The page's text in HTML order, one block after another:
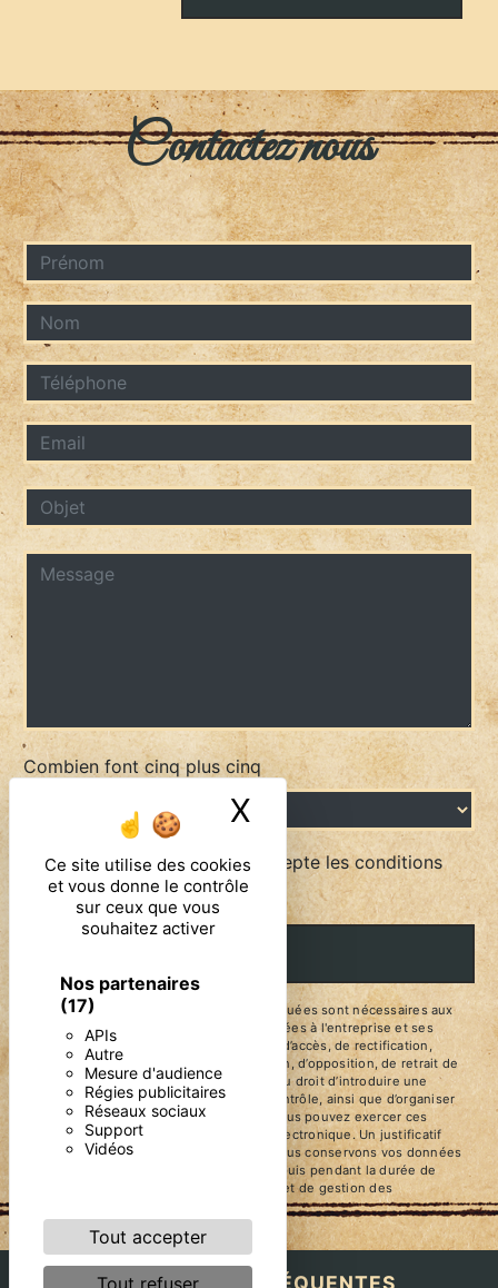
Ce site utilise des cookies
et vous donne le contrôle
sur ceux que vous
souhaitez activer
Nos partenaires
(17)
APIs
Autre
Mesure d'audience
Régies publicitaires
Réseaux sociaux
Support
Vidéos
Tout accepter
Tout refuser
X Masquer le
Contactez nous
Combien font cinq plus cinq
En cochant cette case, j'accepte les conditions
particulières ci-dessous **
** Les données personnelles communiquées sont nécessaires aux
fins de vous contacter. Elles sont destinées à l'entreprise et ses
sous-traitants. Vous disposez de droits d’accès, de rectification,
d’effacement, de portabilité, de limitation, d’opposition, de retrait de
votre consentement à tout moment et du droit d’introduire une
réclamation auprès d’une autorité de contrôle, ainsi que d’organiser
le sort de vos données post-mortem. Vous pouvez exercer ces
droits par voie postale ou par courrier électronique. Un justificatif
d'identité pourra vous être demandé. Nous conservons vos données
pendant la période de prise de contact puis pendant la durée de
prescription légale aux fins probatoires et de gestion des
RECHERCHES FRÉQUENTES